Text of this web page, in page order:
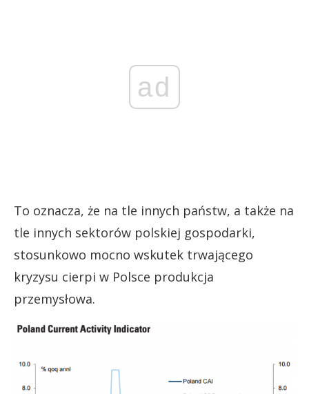
ad
To oznacza, że na tle innych państw, a także na
tle innych sektorów polskiej gospodarki,
stosunkowo mocno wskutek trwającego
kryzysu cierpi w Polsce produkcja
przemysłowa.